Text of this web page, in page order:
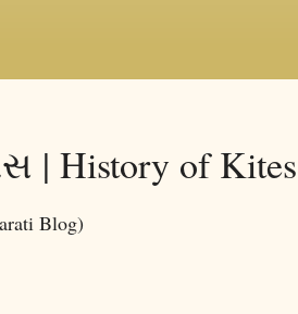
| History of Kites
Blog)